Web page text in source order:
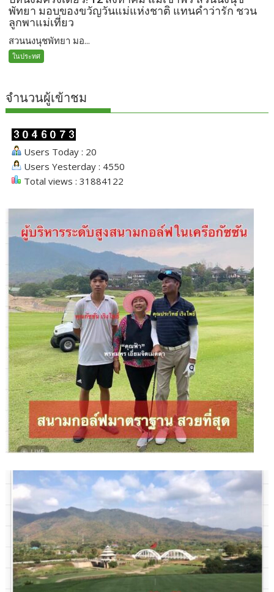
พัทยา มอบของขวัญวันแม่แห่งชาติ แทนคำว่ารัก ชวน
ลูกพาแม่เที่ยว
สวนนงนุชพัทยา มอ...
ในประทศ
จำนวนผู้เข้าชม
Users Today : 20
Users Yesterday : 4550
Total views : 31884122